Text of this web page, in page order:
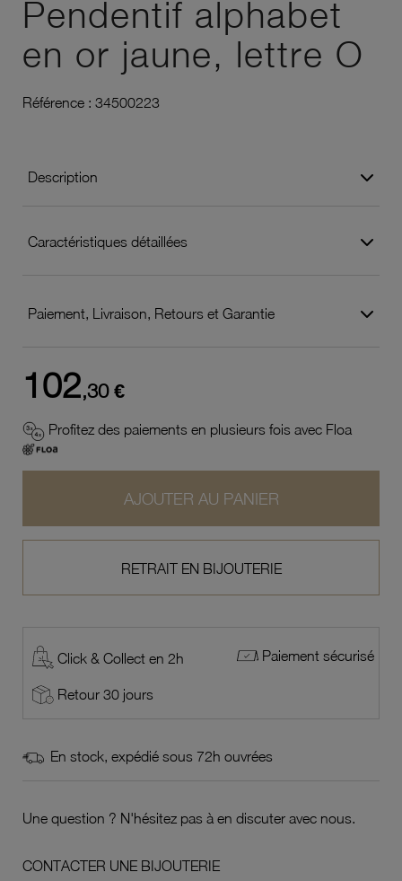
Pendentif alphabet
en or jaune, lettre O
Référence : 34500223
Description
Caractéristiques détaillées
Paiement, Livraison, Retours et Garantie
102,30 €
Profitez des paiements en plusieurs fois avec Floa
AJOUTER AU PANIER
RETRAIT EN BIJOUTERIE
Click & Collect en 2h Paiement sécurisé
Retour 30 jours
En stock, expédié sous 72h ouvrées
Une question ? N'hésitez pas à en discuter avec nous.
CONTACTER UNE BIJOUTERIE